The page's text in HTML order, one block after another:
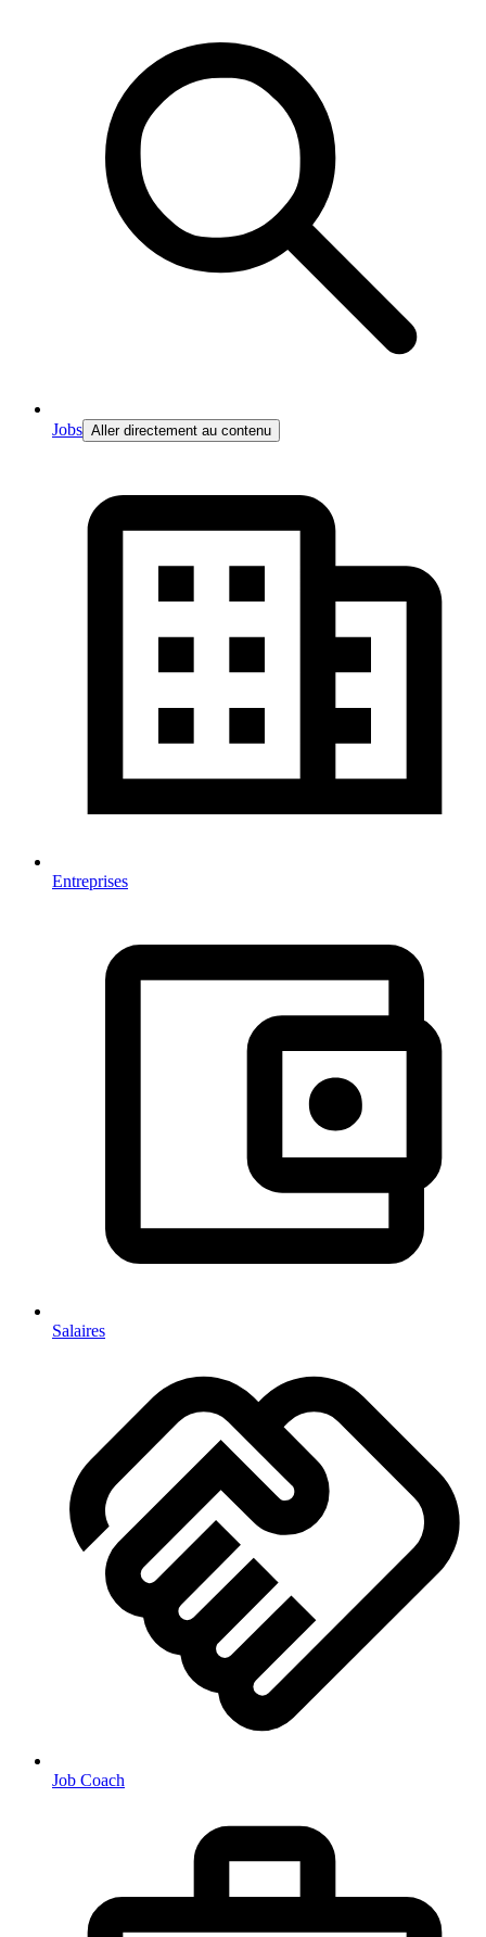
Jobs Aller directement au contenu
Entreprises
Salaires
Job Coach